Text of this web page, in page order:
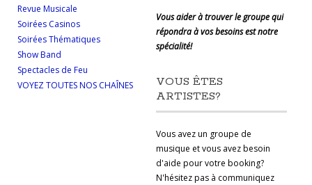
Revue Musicale
Soirées Casinos
Soirées Thématiques
Show Band
Spectacles de Feu
VOYEZ TOUTES NOS CHAÎNES
Vous aider à trouver le groupe qui
répondra à vos besoins est notre
spécialité!
VOUS ÊTES
ARTISTES?
Vous avez un groupe de
musique et vous avez besoin
d'aide pour votre booking?
N'hésitez pas à communiquez